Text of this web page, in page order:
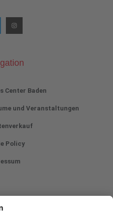
Center Baden
und Veranstaltungen
Policy